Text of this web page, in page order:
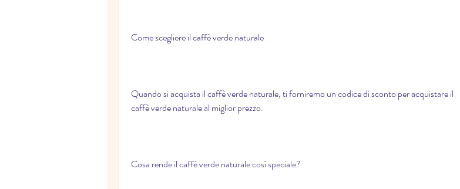
Come scegliere il caffè verde naturale
Quando si acquista il caffè verde naturale, ti forniremo un codice di sconto per acquistare il
caffè verde naturale al miglior prezzo.
Cosa rende il caffè verde naturale così speciale?